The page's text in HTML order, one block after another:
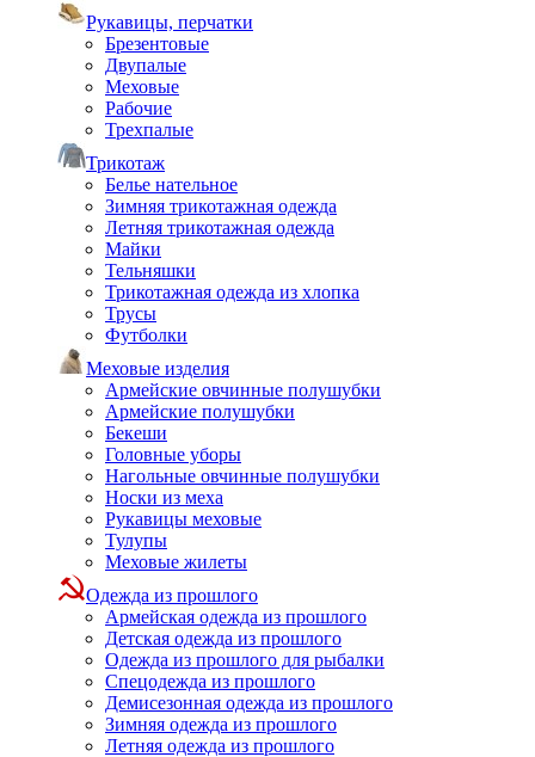
Рукавицы, перчатки
Брезентовые
Двупалые
Меховые
Рабочие
Трехпалые
Трикотаж
Белье нательное
Зимняя трикотажная одежда
Летняя трикотажная одежда
Майки
Тельняшки
Трикотажная одежда из хлопка
Трусы
Футболки
Меховые изделия
Армейские овчинные полушубки
Армейские полушубки
Бекеши
Головные уборы
Нагольные овчинные полушубки
Носки из меха
Рукавицы меховые
Тулупы
Меховые жилеты
Одежда из прошлого
Армейская одежда из прошлого
Детская одежда из прошлого
Одежда из прошлого для рыбалки
Спецодежда из прошлого
Демисезонная одежда из прошлого
Зимняя одежда из прошлого
Летняя одежда из прошлого